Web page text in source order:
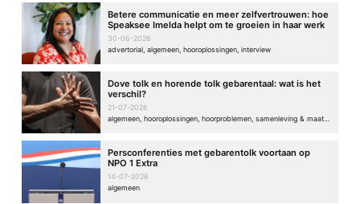
Betere communicatie en meer zelfvertrouwen: hoe
Speaksee Imelda helpt om te groeien in haar werk
30-06-2026
advertorial, algemeen, hooroplossingen, interview
Dove tolk en horende tolk gebarentaal: wat is het
verschil?
21-07-2026
Persconferenties met gebarentolk voortaan op
NPO 1 Extra
14-07-2026
algemeen